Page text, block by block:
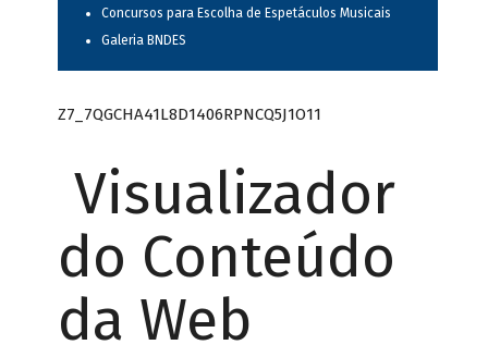
Concursos para Escolha de Espetáculos Musicais
Galeria BNDES
Z7_7QGCHA41L8D1406RPNCQ5J1O11
Visualizador
do Conteúdo
da Web